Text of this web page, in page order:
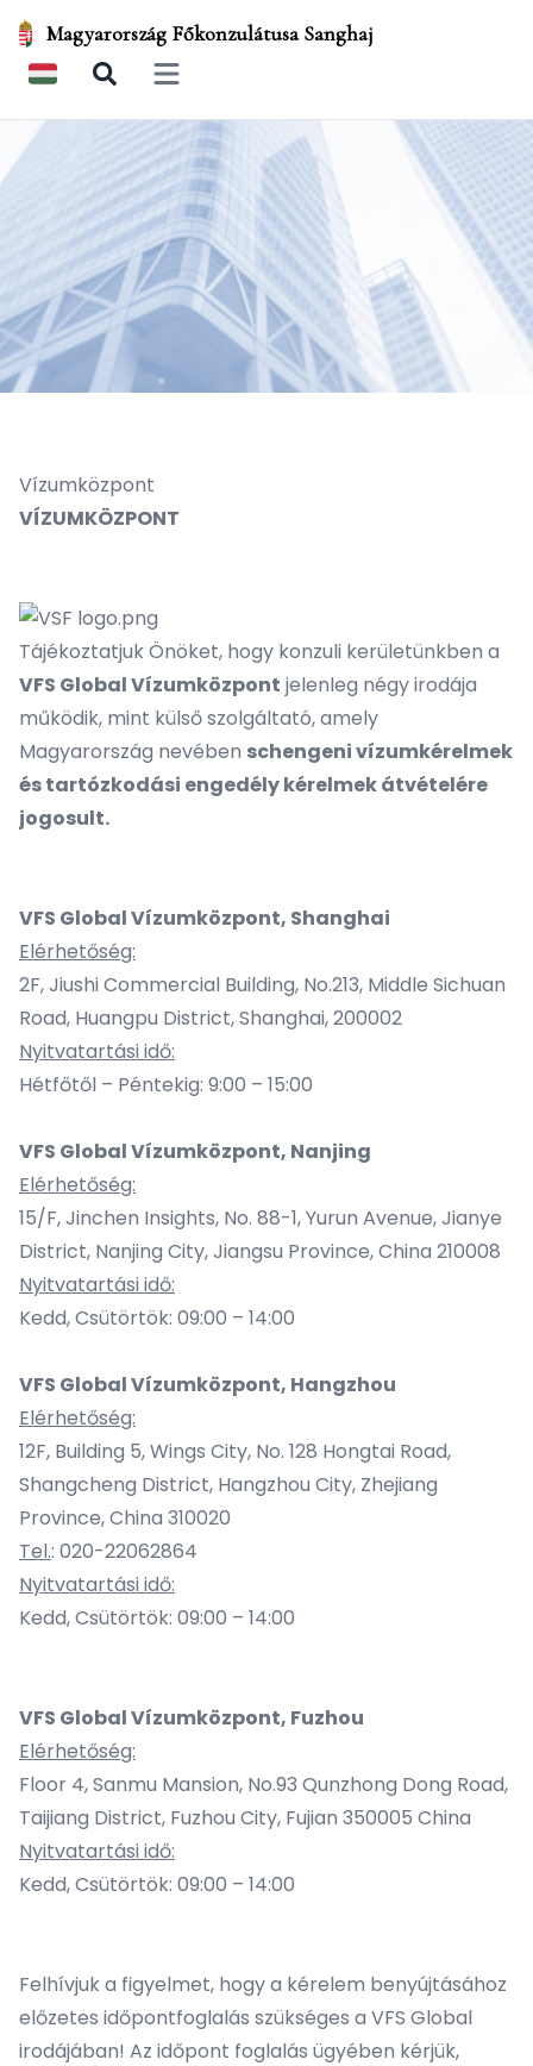
Magyarország Főkonzulátusa Sanghaj
Open main menu
Vízumközpont
VÍZUMKÖZPONT
Tájékoztatjuk Önöket, hogy konzuli kerületünkben a
VFS Global Vízumközpont jelenleg négy irodája
működik, mint külső szolgáltató, amely
Magyarország nevében schengeni vízumkérelmek
és tartózkodási engedély kérelmek átvételére
jogosult.
VFS Global Vízumközpont, Shanghai
Elérhetőség:
2F, Jiushi Commercial Building, No.213, Middle Sichuan
Road, Huangpu District, Shanghai, 200002
Nyitvatartási idő:
Hétfőtől – Péntekig: 9:00 – 15:00
VFS Global Vízumközpont, Nanjing
Elérhetőség:
15/F, Jinchen Insights, No. 88-1, Yurun Avenue, Jianye
District, Nanjing City, Jiangsu Province, China 210008
Nyitvatartási idő:
Kedd, Csütörtök: 09:00 – 14:00
VFS Global Vízumközpont, Hangzhou
Elérhetőség:
12F, Building 5, Wings City, No. 128 Hongtai Road,
Shangcheng District, Hangzhou City, Zhejiang
Province, China 310020
Tel.: 020-22062864
Nyitvatartási idő:
Kedd, Csütörtök: 09:00 – 14:00
VFS Global Vízumközpont, Fuzhou
Elérhetőség:
Floor 4, Sanmu Mansion, No.93 Qunzhong Dong Road,
Taijiang District, Fuzhou City, Fujian 350005 China
Nyitvatartási idő:
Kedd, Csütörtök: 09:00 – 14:00
Felhívjuk a figyelmet, hogy a kérelem benyújtásához
előzetes időpontfoglalás szükséges a VFS Global
irodájában! Az időpont foglalás ügyében kérjük,